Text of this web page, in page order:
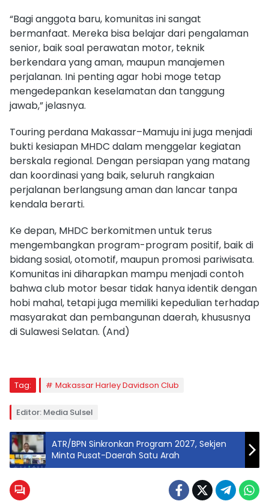
“Bagi anggota baru, komunitas ini sangat
bermanfaat. Mereka bisa belajar dari pengalaman
senior, baik soal perawatan motor, teknik
berkendara yang aman, maupun manajemen
perjalanan. Ini penting agar hobi moge tetap
mengedepankan keselamatan dan tanggung
jawab,” jelasnya.
Touring perdana Makassar–Mamuju ini juga menjadi
bukti kesiapan MHDC dalam menggelar kegiatan
berskala regional. Dengan persiapan yang matang
dan koordinasi yang baik, seluruh rangkaian
perjalanan berlangsung aman dan lancar tanpa
kendala berarti.
Ke depan, MHDC berkomitmen untuk terus
mengembangkan program-program positif, baik di
bidang sosial, otomotif, maupun promosi pariwisata.
Komunitas ini diharapkan mampu menjadi contoh
bahwa club motor besar tidak hanya identik dengan
hobi mahal, tetapi juga memiliki kepedulian terhadap
masyarakat dan pembangunan daerah, khususnya
di Sulawesi Selatan. (And)
Tag: Makassar Harley Davidson Club
Editor: Media Sulsel
ATR/BPN Sinkronkan Program 2027, Sekjen
Minta Pusat-Daerah Satu Arah